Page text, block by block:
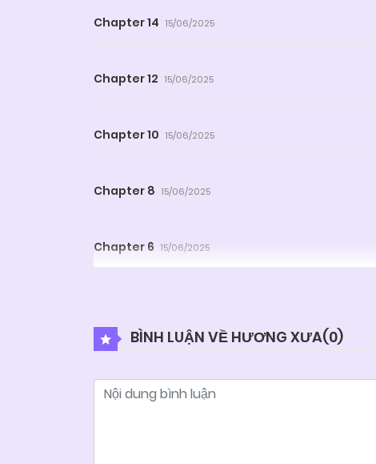
Chapter 14 15/06/2025
Chapter 12 15/06/2025
Chapter 10 15/06/2025
Chapter 8 15/06/2025
Chapter 6 15/06/2025
BÌNH LUẬN VỀ HƯƠNG XƯA(0)